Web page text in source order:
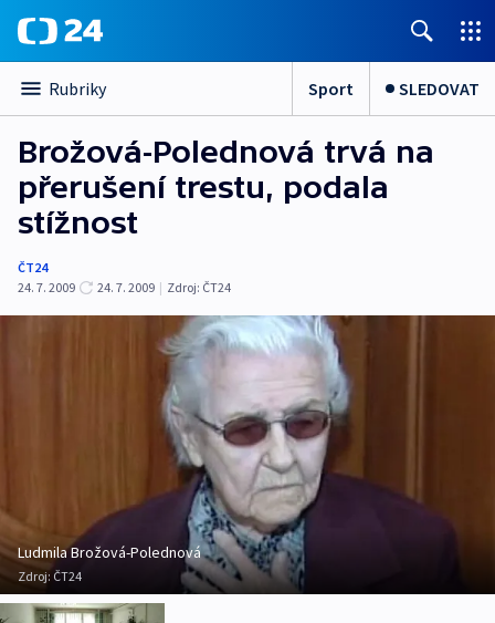
Rubriky Sport SLEDOVAT
Brožová-Polednová trvá na
přerušení trestu, podala
stížnost
ČT24
24. 7. 2009
24. 7. 2009 | Zdroj: ČT24
Ludmila Brožová-Polednová
Zdroj: ČT24